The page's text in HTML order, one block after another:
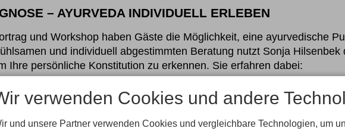
– AYURVEDA INDIVIDUELL ERLEBEN
und Workshop haben Gäste die Möglichkeit, eine ayurvedische
und individuell abgestimmten Beratung nutzt Sonja
Ihre persönliche Konstitution zu erkennen. Sie erfahren dabei:
Ihre Energie stärken
Ihnen besonders guttun
Körper und Geist ins Gleichgewicht bringen
verwenden Cookies und andere
und unsere Partner verwenden Cookies und vergleichbare Technologien, um